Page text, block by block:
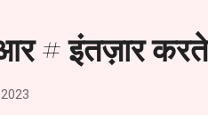
# इंतज़ार